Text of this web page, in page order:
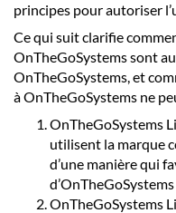
principes pour autoriser
Ce qui suit clarifie
OnTheGoSystems sont
OnTheGoSystems, et
à OnTheGoSystems ne
OnTheGoSystems
utilisent la marque
d’une manière qui
OnTheGoSystems